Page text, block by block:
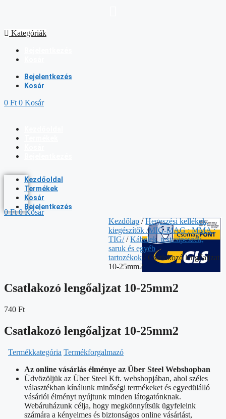
Kategóriák
Bejelentkezés
Kosár
0 Ft 0 Kosár
Kezdőoldal
Termékek
Kosár
Bejelentkezés
0Ft 0 Kosár
Kezdőlap /Hegeszési kellékek,
kiegészítők /MIG-MAG ; MMA ;
TIG//Kábelek, testcsipeszek,
saruk és egyéb
tartozékok / Csatlakozó lengőaljzat
10-25mm2
Csatlakozó lengőaljzat 10-25mm2
740 Ft
Csatlakozó lengőaljzat 10-25mm2
Termékkategória Termékforgalmazó
Az online vásárlás élménye az Über Steel Webshopban
Üdvözöljük az Über Steel Kft. webshopjában, ahol széles
választékban kínálunk minőségi termékeket és egyedülálló
vásárlói élményt nyújtunk minden látogatónknak.
Webáruházunk célja, hogy megkönnyítsük ügyfeleink
számára a kényelmes és biztonságos online vásárlást,